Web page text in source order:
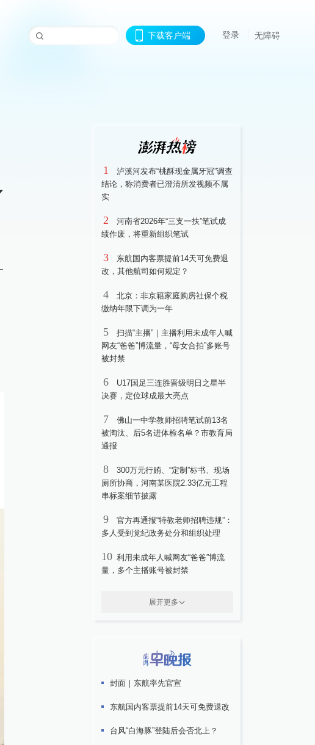
下载客户端 登录 无障碍
1
泸溪河发布“桃酥现金属牙冠”调查
结论，称消费者已澄清所发视频不属
实
2
河南省2026年“三支一扶”笔试成
绩作废，将重新组织笔试
3
东航国内客票提前14天可免费退
改，其他航司如何规定？
4
北京：非京籍家庭购房社保个税
缴纳年限下调为一年
5
扫描“主播”｜主播利用未成年人喊
网友“爸爸”博流量，“母女合拍”多账号
被封禁
6
U17国足三连胜晋级明日之星半
决赛，定位球成最大亮点
7
佛山一中学教师招聘笔试前13名
被淘汰、后5名进体检名单？市教育局
通报
8
300万元行贿、“定制”标书、现场
厕所协商，河南某医院2.33亿元工程
串标案细节披露
9
官方再通报“特教老师招聘违规”：
多人受到党纪政务处分和组织处理
10 利用未成年人喊网友“爸爸”博流
量，多个主播账号被封禁
展开更多
封面｜东航率先官宣
东航国内客票提前14天可免费退改
台风“白海豚”登陆后会否北上？